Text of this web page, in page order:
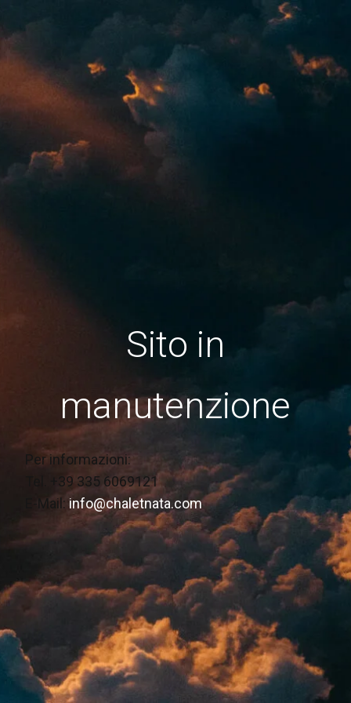
Sito in
manutenzione
Per informazioni:
Tel. +39 335 6069121
E-Mail: info@chaletnata.com